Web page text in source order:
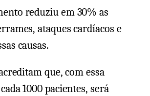
reduziu em 30% as
ataques cardíacos e
causas.
que, com essa
1000 pacientes, será